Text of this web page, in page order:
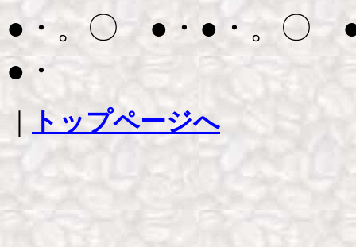
●・。〇 ●・●・。〇
●・
トップページへ